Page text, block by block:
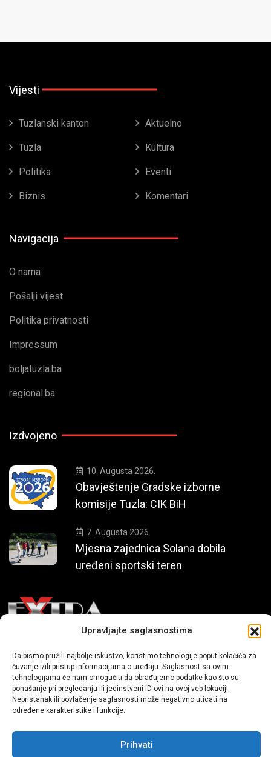
Upravljajte saglasnostima
Da bismo pružili najbolje iskustvo, koristimo tehnologije poput kolačića za
čuvanje i/ili pristup informacijama o uređaju. Saglasnost sa ovim
tehnologijama će nam omogućiti da obrađujemo podatke kao što su
ponašanje pri pregledanju ili jedinstveni ID-ovi na ovoj veb lokaciji.
Nepristanak ili povlačenje saglasnosti može negativno uticati na
određene karakteristike i funkcije.
Prihvati
Vijesti
Tuzlanski kanton Aktuelno
Tuzla Kultura
Politika Eventi
Biznis Komentari
Navigacija
O nama
Pošalji vijest
Politika privatnosti
Impressum
boljatuzla.ba
regional.ba
Izdvojeno
10. Augusta 2026.
Obavještenje Gradske izborne
komisije Tuzla: CIK BiH
7. Augusta 2026.
Mjesna zajednica Solana dobila
uređeni sportski teren
Mi smo moderni portal zabavnog karaktera koji donosi vijesti i
priče iz života, svijeta showbiza, lifestyle-a i popularne kulture.